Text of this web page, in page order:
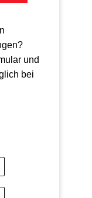
und
bei